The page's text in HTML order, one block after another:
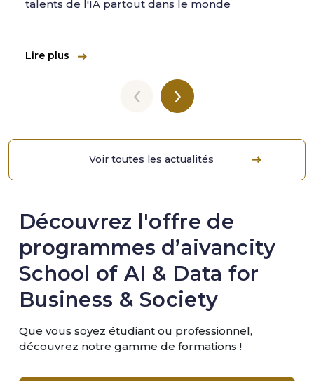
talents de l'IA partout dans le monde
Lire plus
‹ ›
Voir toutes les actualités
Découvrez l'offre de
programmes d’aivancity
School of AI & Data for
Business & Society
Que vous soyez étudiant ou professionnel,
découvrez notre gamme de formations !